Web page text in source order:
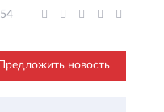
Предложить новость